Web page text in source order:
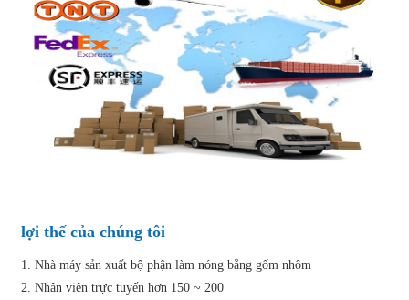
lợi thế của chúng tôi
1. Nhà máy sản xuất bộ phận làm nóng bằng gốm nhôm
2. Nhân viên trực tuyến hơn 150 ~ 200